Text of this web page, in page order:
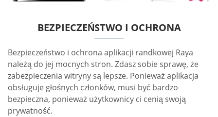
BEZPIECZEŃSTWO I OCHRONA
Bezpieczeństwo i ochrona aplikacji randkowej Raya
należą do jej mocnych stron. Zdasz sobie sprawę, że
zabezpieczenia witryny są lepsze. Ponieważ aplikacja
obsługuje głośnych członków, musi być bardzo
bezpieczna, ponieważ użytkownicy ci cenią swoją
prywatność.